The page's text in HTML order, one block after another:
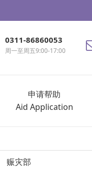
0311-86860053
周一至周五9:00-17:00
申请帮助
Aid Application
赈灾部